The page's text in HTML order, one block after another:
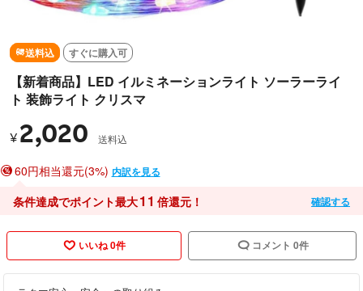
送料込 すぐに購入可
【新着商品】LED イルミネーションライト ソーラーライ
ト 装飾ライト クリスマ
¥ 2,020 送料込
60円相当還元(3%) 内訳を見る
条件達成でポイント最大11 倍還元！ 確認する
いいね 0件 コメント 0件